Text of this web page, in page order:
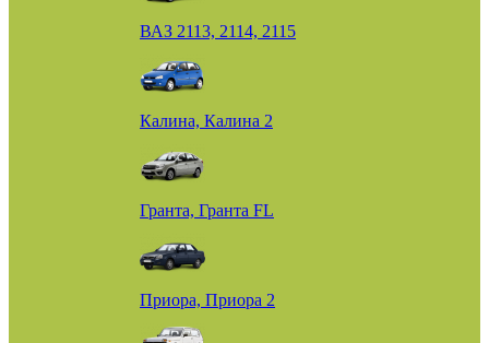
ВАЗ 2113, 2114, 2115
Калина, Калина 2
Гранта, Гранта FL
Приора, Приора 2